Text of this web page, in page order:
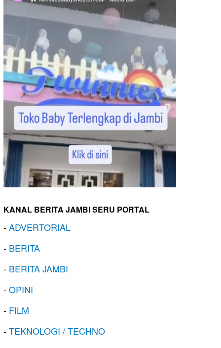
KANAL BERITA JAMBI SERU PORTAL
-ADVERTORIAL
- BERITA
- BERITA JAMBI
-OPINI
- FILM
-TEKNOLOGI / TECHNO